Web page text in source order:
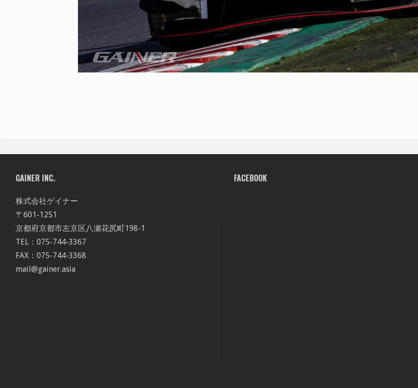
GAINER INC.
株式会社ゲイナー
〒601-1251
京都府京都市左京区八瀬花尻町198-1
TEL：075-744-3367
FAX：075-744-3368
mail@gainer.asia
FACEBOOK